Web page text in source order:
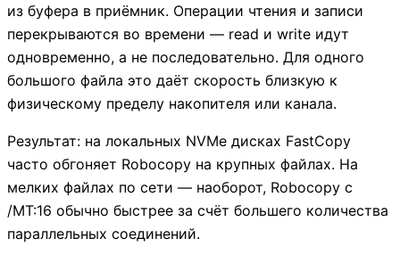
из буфера в приёмник. Операции чтения и записи
перекрываются во времени — read и write идут
одновременно, а не последовательно. Для одного
большого файла это даёт скорость близкую к
физическому пределу накопителя или канала.
Результат: на локальных NVMe дисках FastCopy
часто обгоняет Robocopy на крупных файлах. На
мелких файлах по сети — наоборот, Robocopy с
/MT:16 обычно быстрее за счёт большего количества
параллельных соединений.